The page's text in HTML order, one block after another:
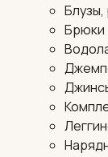
Блузы,
Брюки